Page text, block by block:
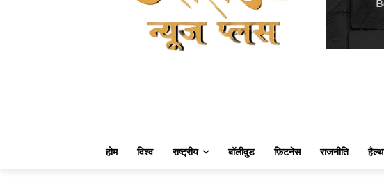
होम विश्व राष्ट्रीय बॉलीवुड फ़िटनेस राजनीति हैल्थ